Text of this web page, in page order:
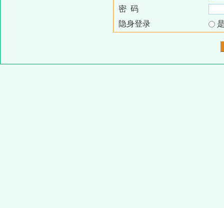
密 码
隐身登录